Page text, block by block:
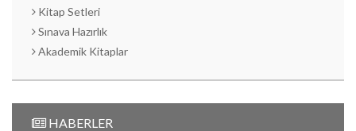
Kitap Setleri
Sınava Hazırlık
Akademik Kitaplar
HABERLER